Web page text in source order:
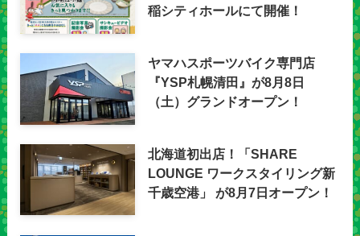
稲シティホールにて開催！
ヤマハスポーツバイク専門店
『YSP札幌清田』が8月8日
（土）グランドオープン！
北海道初出店！「SHARE
LOUNGE ワークスタイリング新
千歳空港」 が8月7日オープン！